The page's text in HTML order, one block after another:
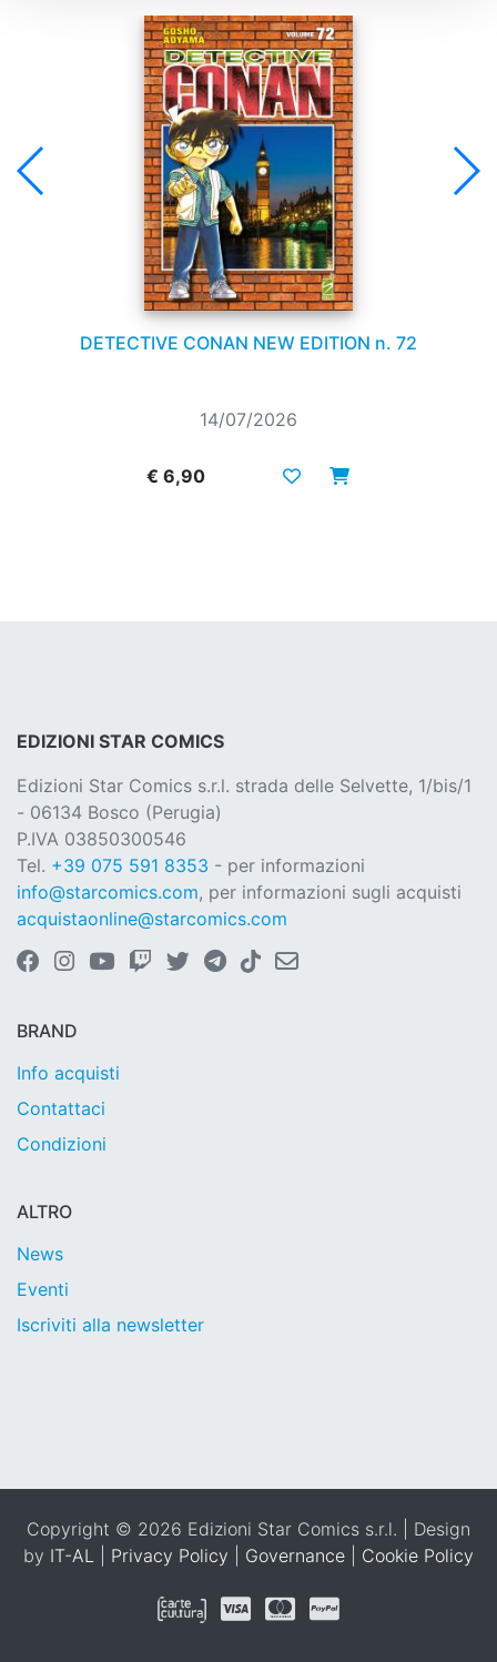
DETECTIVE CONAN NEW EDITION n. 72
14/07/2026
€ 6,90
EDIZIONI STAR COMICS
Edizioni Star Comics s.r.l. strada delle Selvette, 1/bis/1
- 06134 Bosco (Perugia)
P.IVA 03850300546
Tel. +39 075 591 8353 - per informazioni
info@starcomics.com, per informazioni sugli acquisti
acquistaonline@starcomics.com
BRAND
Info acquisti
Contattaci
Condizioni
ALTRO
News
Eventi
Iscriviti alla newsletter
Copyright © 2026 Edizioni Star Comics s.r.l. | Design
by IT-AL Privacy Policy Governance Cookie Policy